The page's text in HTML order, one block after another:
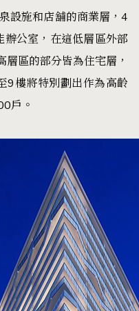
設施和店舖的商業層，4
公室，在這低層區外部
區的部分皆為住宅層，
9樓將特別劃出作為高齡
戶。